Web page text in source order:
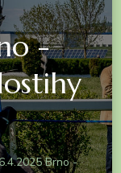
-
Brno -